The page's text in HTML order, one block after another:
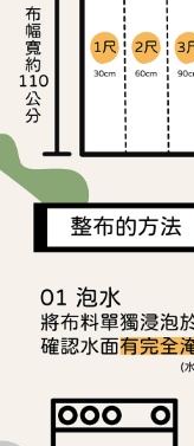
ATM／網路銀行／等多元
※ 請注意：結帳手續完成
購買商品的店家。未經商
後付繳納相關費用。
※ 交易是否成功請以「
是否繳費成功／繳費後需
客戶支援中心」 https://
【注意事項】
１．透過由恩沛科技股份
易，需依本服務之必要範
權轉讓予恩沛科技股份有
https://aftee.tw/terms/
３．未成年的使用者請事
「AFTEE先享後付」，
任。
４．使用「AFTEE先享
時審查核予不同之上限額
請求用戶進行身份認證。
５．嚴禁一人註冊多個帳
宅配
每筆NT$150，滿
離島宅配
每筆NT$240